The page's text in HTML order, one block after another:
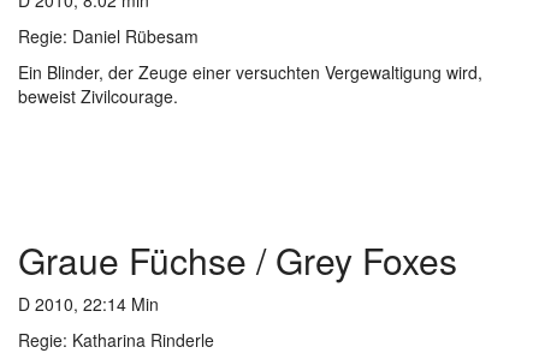
Regie: Daniel Rübesam
Ein Blinder, der Zeuge einer versuchten Vergewaltigung wird,
beweist Zivilcourage.
Graue Füchse / Grey Foxes
D 2010, 22:14 Min
Regie: Katharina Rinderle